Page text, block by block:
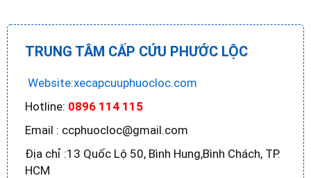
TRUNG TÂM CẤP CỨU PHƯỚC LỘC
Website:xecapcuuphuocloc.com
Hotline: 0896 114 115
Email : ccphuocloc@gmail.com
Địa chỉ :13 Quốc Lộ 50, Bình Hung,Bình Chách, TP.
HCM